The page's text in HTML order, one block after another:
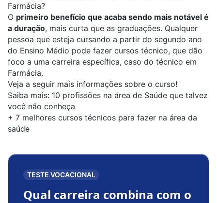
Farmácia?
O primeiro benefício que acaba sendo mais notável é
a duração, mais curta que as graduações. Qualquer
pessoa que esteja cursando a partir do segundo ano
do Ensino Médio pode fazer cursos técnico, que dão
foco a uma carreira específica, caso do técnico em
Farmácia.
Veja a seguir mais informações sobre o curso!
Saiba mais: 10 profissões na área de Saúde que talvez
você não conheça
+ 7 melhores cursos técnicos para fazer na área da
saúde
TESTE VOCACIONAL
Qual carreira combina com o